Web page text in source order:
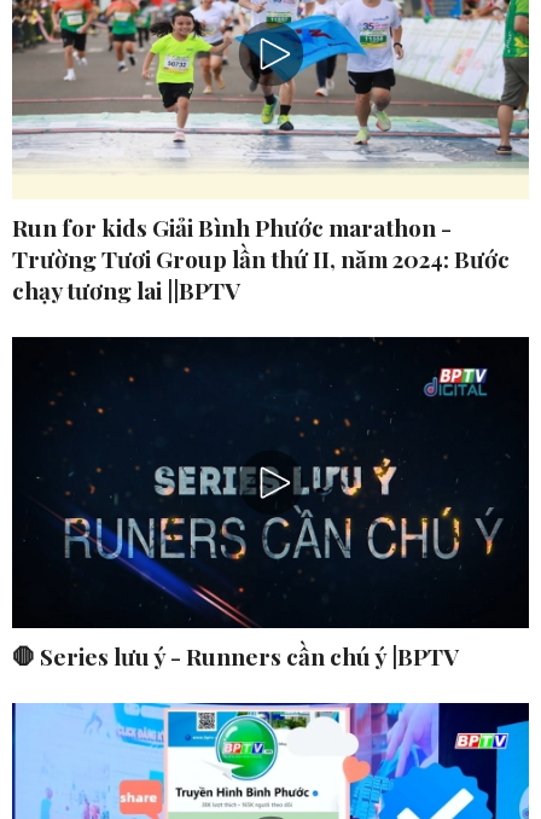
Run for kids Giải Bình Phước marathon -
Trường Tươi Group lần thứ II, năm 2024: Bước
chạy tương lai ||BPTV
🛑 Series lưu ý - Runners cần chú ý |BPTV